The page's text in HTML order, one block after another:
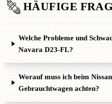
HÄUFIGE
Welche Probleme und
Navara D23-FL?
Worauf muss ich beim
Gebrauchtwagen achten?